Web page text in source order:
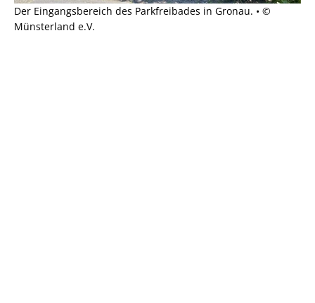
Der Eingangsbereich des Parkfreibades in Gronau. • ©
Münsterland e.V.